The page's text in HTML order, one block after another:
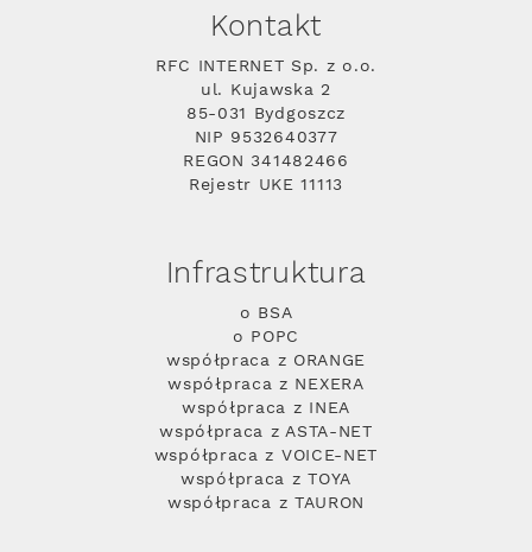
Kontakt
RFC INTERNET Sp. z o.o.
ul. Kujawska 2
85-031 Bydgoszcz
NIP 9532640377
REGON 341482466
Rejestr UKE 11113
Infrastruktura
o BSA
o POPC
współpraca z ORANGE
współpraca z NEXERA
współpraca z INEA
współpraca z ASTA-NET
współpraca z VOICE-NET
współpraca z TOYA
współpraca z TAURON